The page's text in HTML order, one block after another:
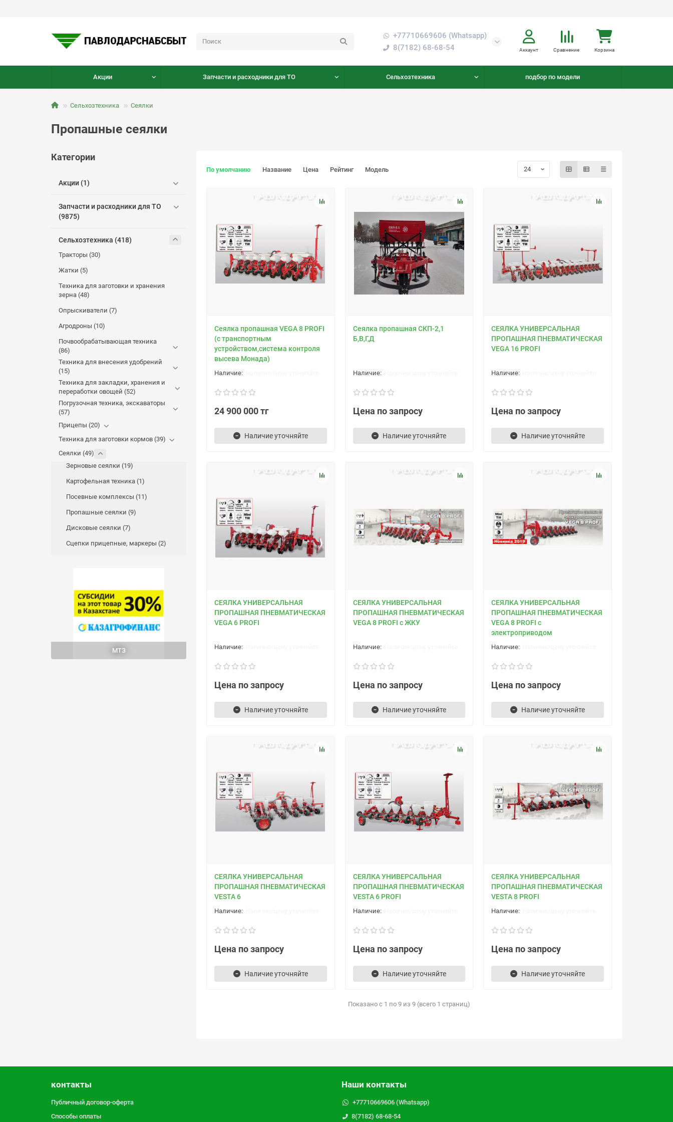
+77710669606 (Whatsapp)
8(7182) 68-68-54
Аккаунт Сравнение Корзина
Акции Запчасти и расходники для ТО Сельхозтехника подбор по модели
Сельхозтехника Сеялки
Пропашные сеялки
Категории
Акции (1)
Запчасти и расходники для ТО
(9875)
Сельхозтехника (418)
Тракторы (30)
Жатки (5)
Техника для заготовки и хранения
зерна (48)
Опрыскиватели (7)
Агродроны (10)
Почвообрабатывающая техника
(86)
Техника для внесения удобрений
(15)
Техника для закладки, хранения и
переработки овощей (52)
Погрузочная техника, экскаваторы
(57)
Прицепы (20)
Техника для заготовки кормов (39)
Сеялки (49)
Зерновые сеялки (19)
Картофельная техника (1)
Посевные комплексы (11)
Пропашные сеялки (9)
Дисковые сеялки (7)
Сцепки прицепные, маркеры (2)
МТЗ
По умолчанию Название Цена Рейтинг Модель
Сеялка пропашная VEGA 8 PROFI
(с транспортным
устройством,система контроля
высева Монада)
24 900 000 тг
Наличие уточняйте
Сеялка пропашная СКП-2,1
Б,В,Г,Д
Цена по запросу
Наличие уточняйте
СЕЯЛКА УНИВЕРСАЛЬНАЯ
ПРОПАШНАЯ ПНЕВМАТИЧЕСКАЯ
VEGA 16 PROFI
Цена по запросу
Наличие уточняйте
СЕЯЛКА УНИВЕРСАЛЬНАЯ
ПРОПАШНАЯ ПНЕВМАТИЧЕСКАЯ
VEGA 6 PROFI
Цена по запросу
Наличие уточняйте
СЕЯЛКА УНИВЕРСАЛЬНАЯ
ПРОПАШНАЯ ПНЕВМАТИЧЕСКАЯ
VEGA 8 PROFI с ЖКУ
Цена по запросу
Наличие уточняйте
СЕЯЛКА УНИВЕРСАЛЬНАЯ
ПРОПАШНАЯ ПНЕВМАТИЧЕСКАЯ
VEGA 8 PROFI с
электроприводом
Цена по запросу
Наличие уточняйте
СЕЯЛКА УНИВЕРСАЛЬНАЯ
ПРОПАШНАЯ ПНЕВМАТИЧЕСКАЯ
VESTA 6
Цена по запросу
Наличие уточняйте
СЕЯЛКА УНИВЕРСАЛЬНАЯ
ПРОПАШНАЯ ПНЕВМАТИЧЕСКАЯ
VESTA 6 PROFI
Цена по запросу
Наличие уточняйте
СЕЯЛКА УНИВЕРСАЛЬНАЯ
ПРОПАШНАЯ ПНЕВМАТИЧЕСКАЯ
VESTA 8 PROFI
Цена по запросу
Наличие уточняйте
Показано с 1 по 9 из 9 (всего 1 страниц)
контакты
Публичный договор-оферта
Способы оплаты
Наши контакты
+77710669606 (Whatsapp)
8(7182) 68-68-54